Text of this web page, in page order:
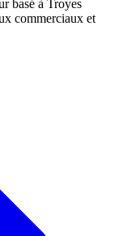
basé à Troyes
commerciaux et